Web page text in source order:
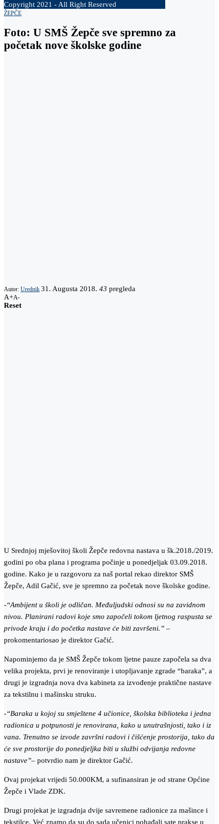
Copyright 2021 - All Right Reserved
ŽEPČE
Foto: U SMŠ Žepče sve spremno za
početak nove školske godine
Autor: Urednik 31. Augusta 2018. 43 pregleda
A+A-
Reset
U Srednjoj mješovitoj školi Žepče redovna nastava u šk.2018./2019.
godini po oba plana i programa počinje u ponedjeljak 03.09.2018.
godine. Kako je u razgovoru za naš portal rekao direktor SMŠ
Žepče, Adil Gačić, sve je spremno za početak nove školske godine.
-“Ambijent u školi je odličan. Međuljudski odnosi su na zavidnom
nivou. Planirani radovi koje smo započeli tokom ljetnog raspusta se
privode kraju i do početka nastave će biti završeni.” –
prokomentariosao je direktor Gačić.
Napominjemo da je SMŠ Žepče tokom ljetne pauze započela sa dva
velika projekta, prvi je renoviranje i utopljavanje zgrade “baraka”, a
drugi je izgradnja nova dva kabineta za izvođenje praktične nastave
za tekstilnu i mašinsku struku.
-“Baraka u kojoj su smještene 4 učionice, školska biblioteka i jedna
radionica u potpunosti je renovirana, kako u unutrašnjosti, tako i iz
vana. Trenutno se izvode završni radovi i čišćenje prostorija, tako da
će sve prostorije do ponedjeljka biti u službi odvijanja redovne
nastave”– potvrdio nam je direktor Gačić.
Ovaj projekat vrijedi 50.000KM, a sufinansiran je od strane Općine
Žepče i Vlade ZDK.
Drugi projekat je izgradnja dvije savremene radionice za mašince i
tekstilce. Već znamo da su do sada učenici pohađali sate prakse u